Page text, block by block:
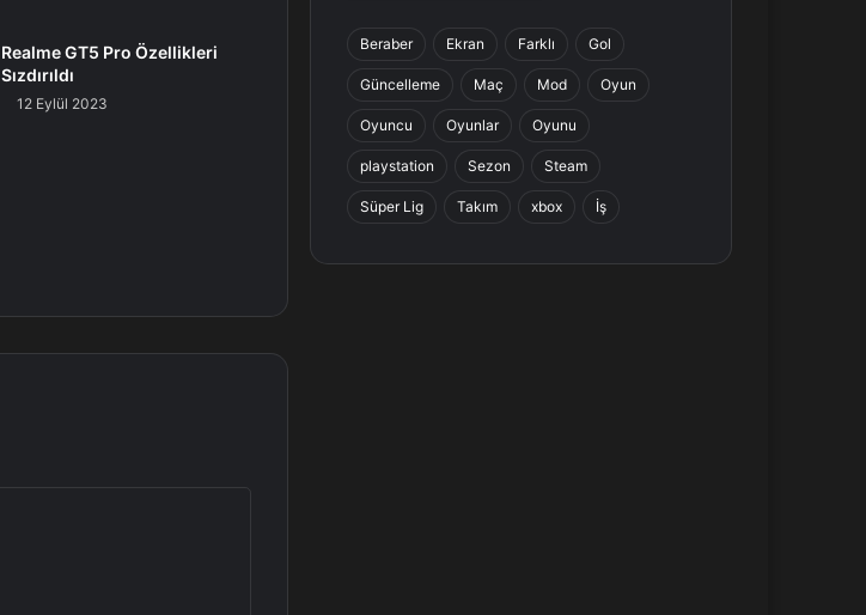
Realme GT5 Pro Özellikleri
Sızdırıldı
12 Eylül 2023
k
n
a
m
Beraber Ekran Farklı Gol
Güncelleme Maç Mod Oyun
Oyuncu Oyunlar Oyunu
playstation Sezon Steam
Süper Lig Takım xbox İş